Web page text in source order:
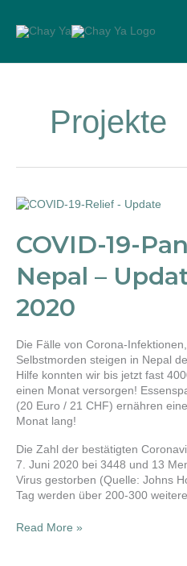
content
Projekte
COVID-19-
Nepal –
2020
Die Fälle von Corona-
Selbstmorden steigen in Nepal
Hilfe konnten wir bis jetzt fast
einen Monat versorgen!
(20 Euro / 21 CHF) ernähren
Monat lang!
Die Zahl der bestätigten
7. Juni 2020 bei 3448 und 13
Virus gestorben (Quelle: Johns
Tag werden über 200-300
COVID-
in
7.
2020
Read More »